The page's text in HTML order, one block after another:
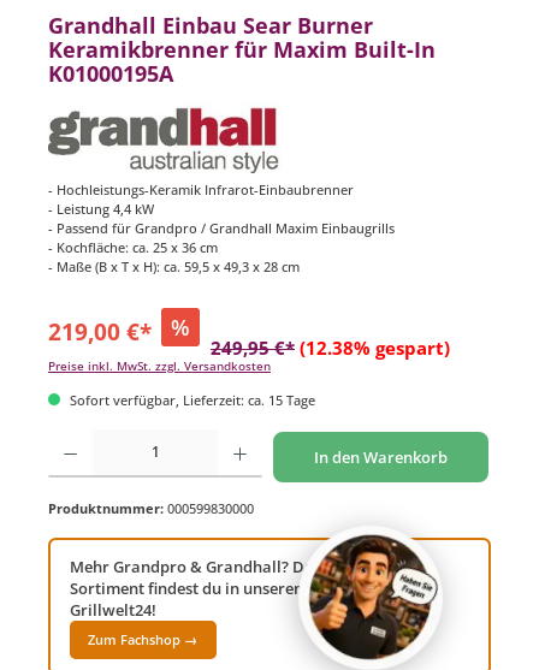
Grandhall Einbau Sear Burner
Keramikbrenner für Maxim Built-In
K01000195A
- Hochleistungs-Keramik Infrarot-Einbaubrenner
- Leistung 4,4 kW
- Passend für Grandpro / Grandhall Maxim Einbaugrills
- Kochfläche: ca. 25 x 36 cm
- Maße (B x T x H): ca. 59,5 x 49,3 x 28 cm
219,00 €* %
249,95 €* (12.38% gespart)
Preise inkl. MwSt. zzgl. Versandkosten
Sofort verfügbar, Lieferzeit: ca. 15 Tage
Produkt Anzahl: Gib den gewünschten Wert ein oder benutze die Schaltflächen um
In den Warenkorb
Produktnummer: 000599830000
Mehr Grandpro & Grandhall? Das komplette
Sortiment findest du in unserem Fachshop
Grillwelt24!
Zum Fachshop →